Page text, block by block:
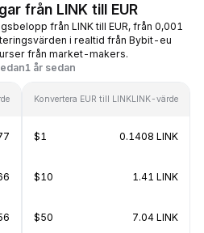
från LINK till EUR
från LINK till EUR, från 0,001
i realtid från Bybit-eu
från market-makers.
1 år sedan
Konvertera EUR till LINKLINK-värde
$1 0.1408 LINK
$10 1.41 LINK
$50 7.04 LINK